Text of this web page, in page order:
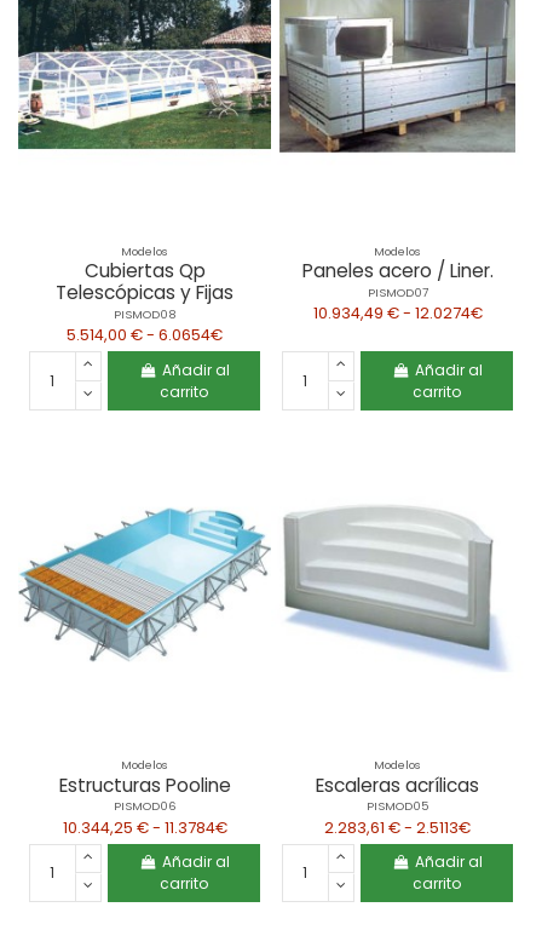
Modelos
Cubiertas Qp
Telescópicas y Fijas
PISMOD08
5.514,00 € - 6.0654€
Añadir al
carrito
Modelos
Paneles acero / Liner.
PISMOD07
10.934,49 € - 12.0274€
Añadir al
carrito
Modelos
Estructuras Pooline
PISMOD06
10.344,25 € - 11.3784€
Añadir al
carrito
Modelos
Escaleras acrílicas
PISMOD05
2.283,61 € - 2.5113€
Añadir al
carrito